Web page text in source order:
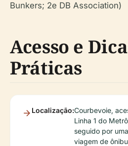
Bunkers; 2e DB Association)
Acesso e
Práticas
Localização:Courbevoie,
Linha 1 do
seguido por
viagem de